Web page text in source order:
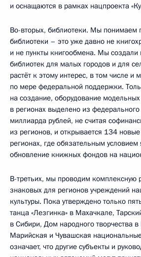
и оснащаются в рамках нацпроекта
Во-вторых, библиотеки. Мы понимаем
библиотеки – это уже давно не
и не пункты книгообмена. Мы
библиотек для малых городов и для
растёт к этому интерес, в том числе и
по мере федеральной поддержки.
на создание, оборудование
в регионах выделено из
миллиарда рублей, не считая
из регионов, и открывается 134
регионах, где обязательным условием
обновление книжных фондов на
В-третьих, мы проводим
знаковых для регионов учреждений
культуры. Пока утверждено только
танца «Лезгинка» в Махачкале,
в Сибири, Дом народного творчества
Марийская и Чувашская
означает, что другие субъекты и